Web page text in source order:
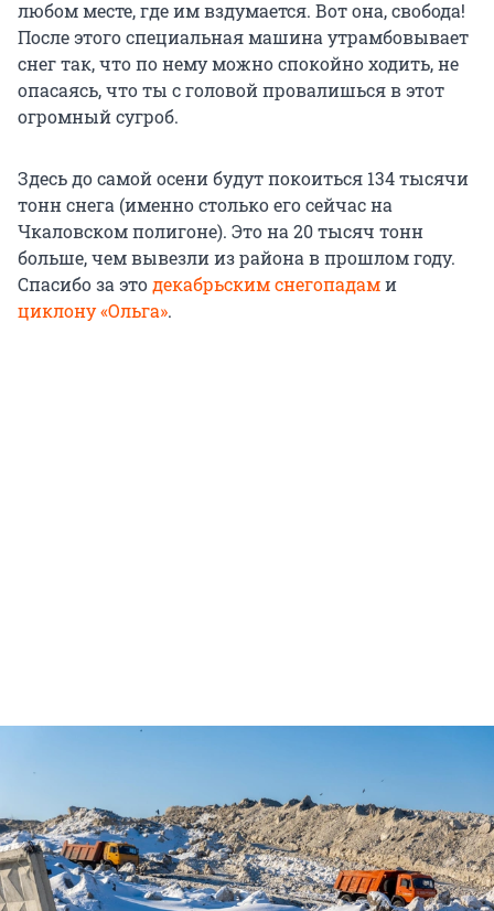
любом месте, где им вздумается. Вот она, свобода!
После этого специальная машина утрамбовывает
снег так, что по нему можно спокойно ходить, не
опасаясь, что ты с головой провалишься в этот
огромный сугроб.
Здесь до самой осени будут покоиться 134 тысячи
тонн снега (именно столько его сейчас на
Чкаловском полигоне). Это на 20 тысяч тонн
больше, чем вывезли из района в прошлом году.
Спасибо за этодекабрьским снегопадами
циклону «Ольга».